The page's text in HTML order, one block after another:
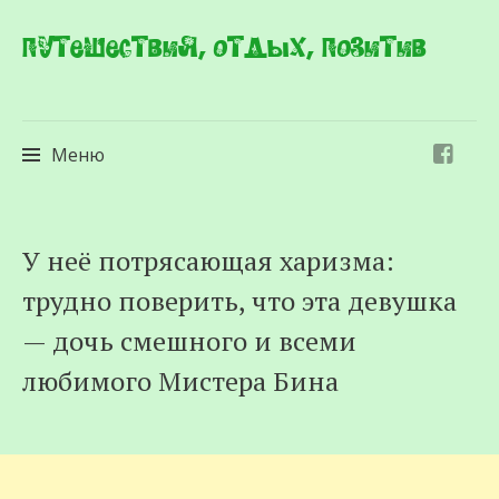
Путешествия, отдых, позитив
Меню
к
содержимому
У неё потрясающая харизма:
трудно поверить, что эта девушка
— дочь смешного и всеми
любимого Мистера Бина